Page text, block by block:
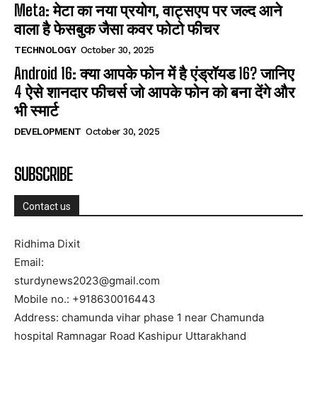
Meta: मेटा का नया प्रयोग, वाट्सएप पर जल्द आने
वाला है फेसबुक जैसा कवर फोटो फीचर
TECHNOLOGY October 30, 2025
Android 16: क्या आपके फोन में है एंड्रॉयड 16? जानिए
4 ऐसे शानदार फीचर्स जो आपके फोन को बना देंगे और
भी स्मार्ट
DEVELOPMENT October 30, 2025
SUBSCRIBE
Contact us
Ridhima Dixit
Email:
sturdynews2023@gmail.com
Mobile no.: +918630016443
Address: chamunda vihar phase 1 near Chamunda
hospital Ramnagar Road Kashipur Uttarakhand